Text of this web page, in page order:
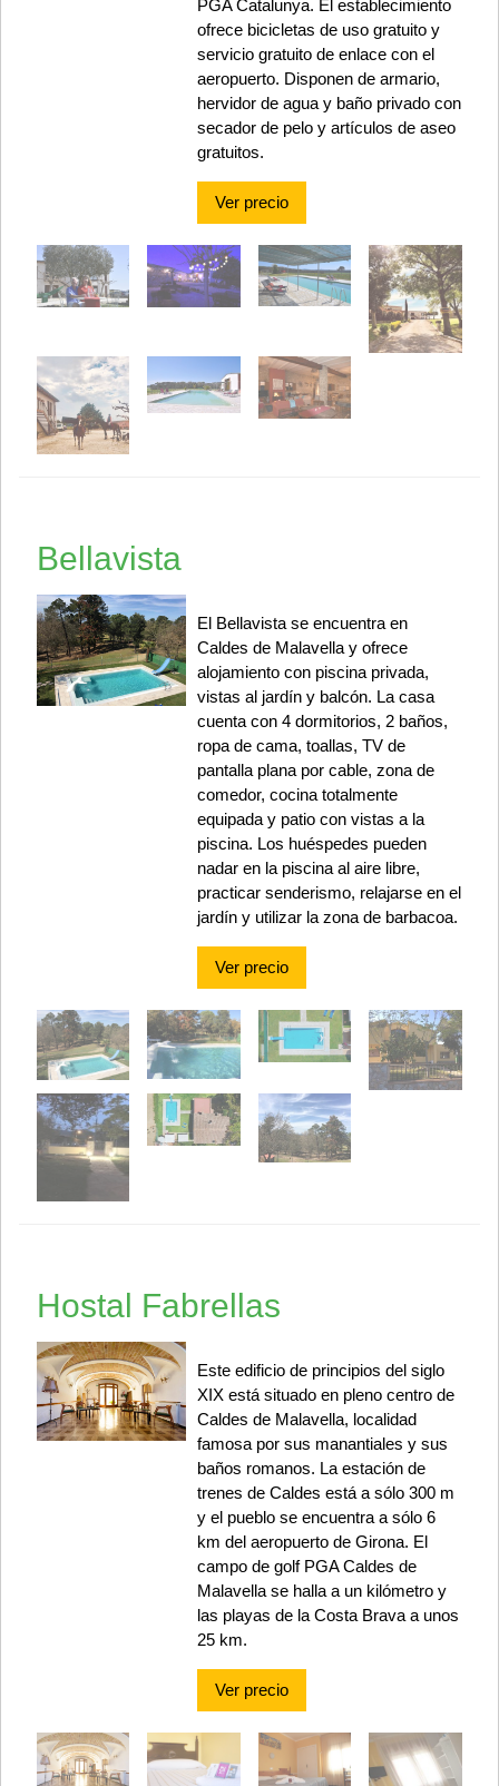
PGA Catalunya. El establecimiento
ofrece bicicletas de uso gratuito y
servicio gratuito de enlace con el
aeropuerto. Disponen de armario,
hervidor de agua y baño privado con
secador de pelo y artículos de aseo
gratuitos.
Ver precio
Bellavista
El Bellavista se encuentra en
Caldes de Malavella y ofrece
alojamiento con piscina privada,
vistas al jardín y balcón. La casa
cuenta con 4 dormitorios, 2 baños,
ropa de cama, toallas, TV de
pantalla plana por cable, zona de
comedor, cocina totalmente
equipada y patio con vistas a la
piscina. Los huéspedes pueden
nadar en la piscina al aire libre,
practicar senderismo, relajarse en el
jardín y utilizar la zona de barbacoa.
Ver precio
Hostal Fabrellas
Este edificio de principios del siglo
XIX está situado en pleno centro de
Caldes de Malavella, localidad
famosa por sus manantiales y sus
baños romanos. La estación de
trenes de Caldes está a sólo 300 m
y el pueblo se encuentra a sólo 6
km del aeropuerto de Girona. El
campo de golf PGA Caldes de
Malavella se halla a un kilómetro y
las playas de la Costa Brava a unos
25 km.
Ver precio